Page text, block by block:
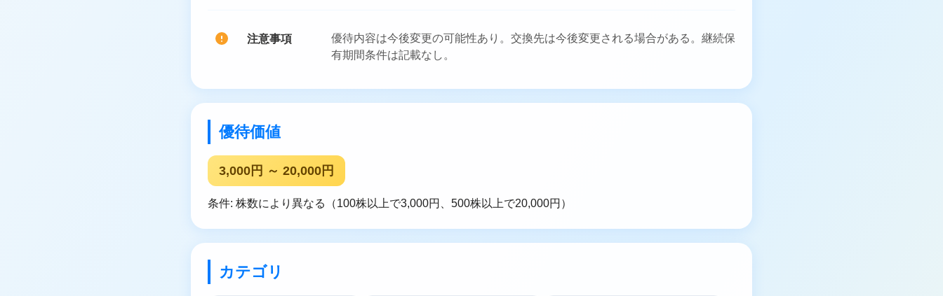
注意事項
優待内容は今後変更の可能性あり。交換先は今後変更される場合がある。継続保
有期間条件は記載なし。
優待価値
3,000円 ～ 20,000円
条件: 株数により異なる（100株以上で3,000円、500株以上で20,000円）
カテゴリ